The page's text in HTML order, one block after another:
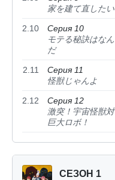
家を建て直したい
2.10
Серия 10
モテる秘訣はなん
だ
2.11
Серия 11
怪獣じゃんよ
2.12
Серия 12
激突！宇宙怪獣対
巨大ロボ！
СЕЗОН 1